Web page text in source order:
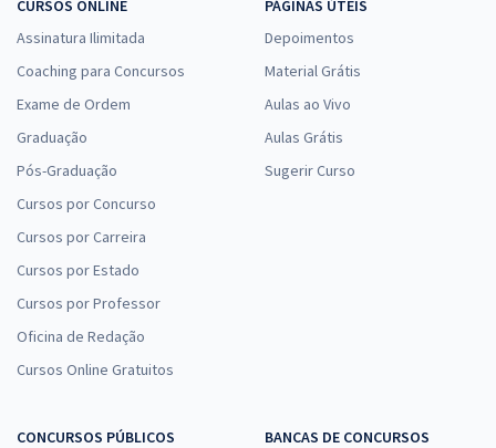
CURSOS ONLINE
Assinatura Ilimitada
Coaching para Concursos
Exame de Ordem
Graduação
Pós-Graduação
Cursos por Concurso
Cursos por Carreira
Cursos por Estado
Cursos por Professor
Oficina de Redação
Cursos Online Gratuitos
PÁGINAS ÚTEIS
Depoimentos
Material Grátis
Aulas ao Vivo
Aulas Grátis
Sugerir Curso
CONCURSOS PÚBLICOS
BANCAS DE CONCURSOS